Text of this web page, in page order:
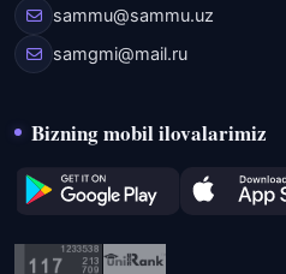
sammu@sammu.uz
samgmi@mail.ru
Bizning mobil ilovalarimiz